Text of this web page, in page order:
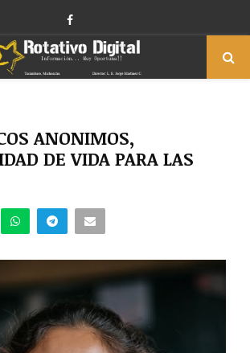
Facebook
ANONIMOS,
DE VIDA PARA LAS